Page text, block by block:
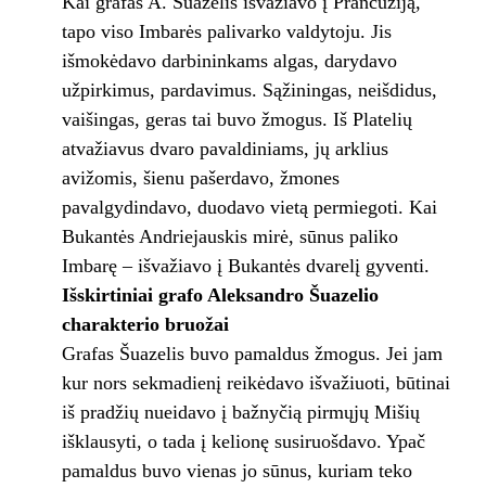
tapo viso Imbarės palivarko valdytoju. Jis
išmokėdavo darbininkams algas, darydavo
užpirkimus, pardavimus. Sąžiningas, neišdidus,
vaišingas, geras tai buvo žmogus. Iš Platelių
atvažiavus dvaro pavaldiniams, jų arklius
avižomis, šienu pašerdavo, žmones
pavalgydindavo, duodavo vietą permiegoti. Kai
Bukantės Andriejauskis mirė, sūnus paliko
Imbarę – išvažiavo į Bukantės dvarelį gyventi.
Išskirtiniai grafo Aleksandro Šuazelio
charakterio bruožai
Grafas Šuazelis buvo pamaldus žmogus. Jei jam
kur nors sekmadienį reikėdavo išvažiuoti, būtinai
iš pradžių nueidavo į bažnyčią pirmųjų Mišių
išklausyti, o tada į kelionę susiruošdavo. Ypač
pamaldus buvo vienas jo sūnus, kuriam teko